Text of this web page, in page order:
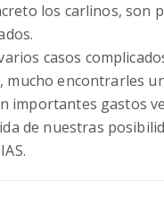
los carlinos, son
casos
mucho encontrarles
importantes gastos
de nuestras